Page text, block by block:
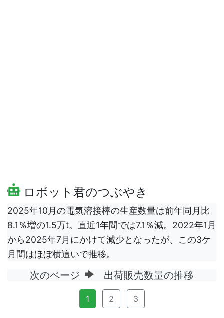
ロボット君のつぶやき
2025年10月の電気溶接棒の生産数量は前年同月比
8.1％増の1.5万t。直近1年間では7.1％減。2022年1月
から2025年7月にかけて減少となったが、この3ケ
月間はほぼ横這いで推移。
次のページ 出荷販売数量の推移
1 2 3